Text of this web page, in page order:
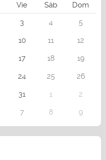
Vie Sáb
Dom
3 4
5
10 11
12
17 18
19
24 25
26
31 1
2
7 8 9